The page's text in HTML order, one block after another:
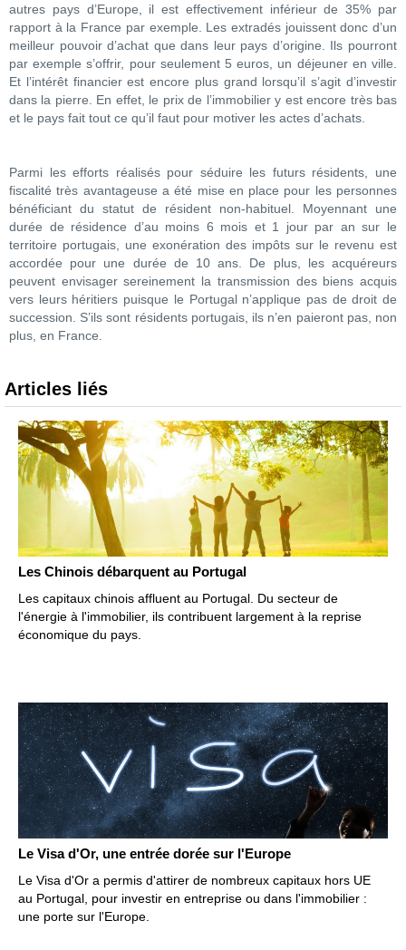
autres pays d’Europe, il est effectivement inférieur de 35% par
rapport à la France par exemple. Les extradés jouissent donc d’un
meilleur pouvoir d’achat que dans leur pays d’origine. Ils pourront
par exemple s’offrir, pour seulement 5 euros, un déjeuner en ville.
Et l’intérêt financier est encore plus grand lorsqu’il s’agit d’investir
dans la pierre. En effet, le prix de l’immobilier y est encore très bas
et le pays fait tout ce qu’il faut pour motiver les actes d’achats.
Parmi les efforts réalisés pour séduire les futurs résidents, une
fiscalité très avantageuse a été mise en place pour les personnes
bénéficiant du statut de résident non-habituel. Moyennant une
durée de résidence d’au moins 6 mois et 1 jour par an sur le
territoire portugais, une exonération des impôts sur le revenu est
accordée pour une durée de 10 ans. De plus, les acquéreurs
peuvent envisager sereinement la transmission des biens acquis
vers leurs héritiers puisque le Portugal n’applique pas de droit de
succession. S’ils sont résidents portugais, ils n’en paieront pas, non
plus, en France.
Articles liés
Les Chinois débarquent au Portugal
Les capitaux chinois affluent au Portugal. Du secteur de
l'énergie à l'immobilier, ils contribuent largement à la reprise
économique du pays.
Le Visa d'Or, une entrée dorée sur l'Europe
Le Visa d'Or a permis d'attirer de nombreux capitaux hors UE
au Portugal, pour investir en entreprise ou dans l'immobilier :
une porte sur l'Europe.